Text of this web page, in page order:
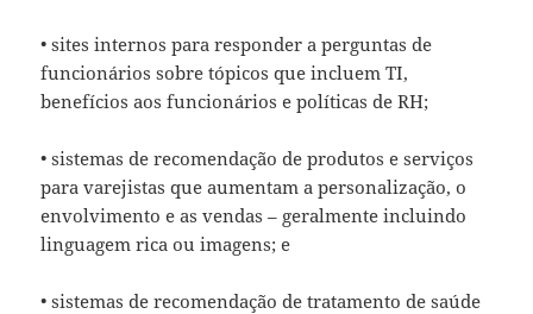
• sites internos para responder a perguntas de
funcionários sobre tópicos que incluem TI,
benefícios aos funcionários e políticas de RH;
• sistemas de recomendação de produtos e serviços
para varejistas que aumentam a personalização, o
envolvimento e as vendas – geralmente incluindo
linguagem rica ou imagens; e
• sistemas de recomendação de tratamento de saúde